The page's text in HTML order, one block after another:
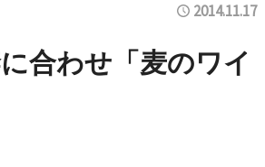
2014.11.17
合わせ「麦のワイ